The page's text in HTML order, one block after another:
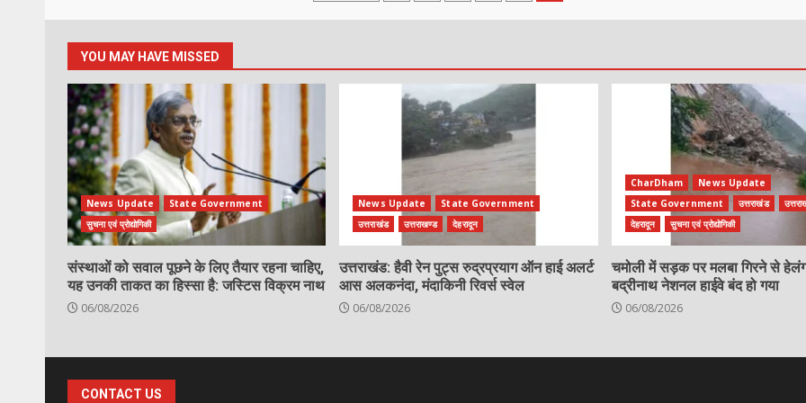
pagination
YOU MAY HAVE MISSED
News Update
State Government
सुचना एवं प्रोद्योगिकी
संस्थाओं को सवाल पूछने के लिए तैयार रहना चाहिए,
यह उनकी ताकत का हिस्सा है: जस्टिस विक्रम नाथ
06/08/2026
News Update
State Government
उत्तराखंड
उत्तराखण्ड देहरादून
उत्तराखंड: हैवी रेन पुट्स रुद्रप्रयाग ऑन हाई अलर्ट
आस अलकनंदा, मंदाकिनी रिवर्स स्वेल
06/08/2026
CharDham
News Update
State Government
उत्तराखंड
देहरादून
सुचना एवं प्रोद्योगिकी
चमोली में सड़क पर मलबा गिरने से
बद्रीनाथ नेशनल हाईवे बंद हो गया
06/08/2026
CONTACT US